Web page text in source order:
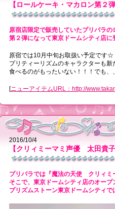
【ロールケーキ・マカロン第２弾
原宿店限定で販売していたプリパラの
第２弾になって東京ドームシティ店に
原宿では10月中旬お取扱い予定です☆
プリティーリズムのキャラクターも新
食べるのがもったいない！！！でも、
[ニューアイテムURL：http://
2016/10/4
【クリィミーマミ声優 太田貴
プリパラでは『魔法の天使 クリィミ
そこで、東京ドームシティ店のオープ
プリズムストーン東京ドームシティ